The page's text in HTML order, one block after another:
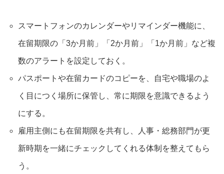
スマートフォンのカレンダーやリマインダー機能に、
在留期限の「3か月前」「2か月前」「1か月前」など複
数のアラートを設定しておく。
パスポートや在留カードのコピーを、自宅や職場のよ
く目につく場所に保管し、常に期限を意識できるよう
にする。
雇用主側にも在留期限を共有し、人事・総務部門が更
新時期を一緒にチェックしてくれる体制を整えてもら
う。